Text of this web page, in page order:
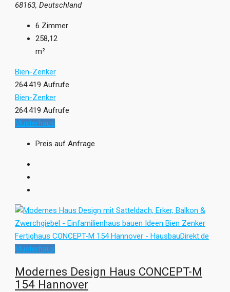
68163, Deutschland
6 Zimmer
258,12
m²
Bien-Zenker
264.419 Aufrufe
Bien-Zenker
264.419 Aufrufe
Musterhaus
Preis auf Anfrage
Musterhaus
Modernes Design Haus CONCEPT-M
154 Hannover